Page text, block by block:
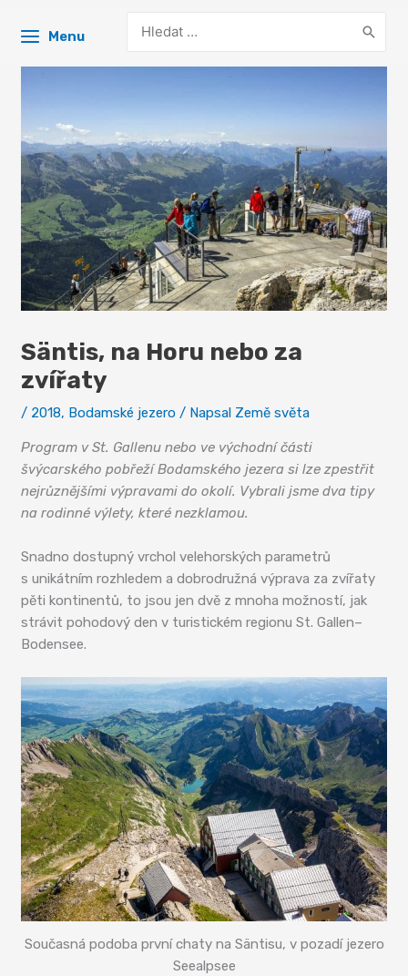
Menu
for:
Säntis, na Horu nebo za
zvířaty
/ 2018, Bodamské jezero / Napsal Země světa
Program v St. Gallenu nebo ve východní části
švýcarského pobřeží Bodamského jezera si lze zpestřit
nejrůznějšími výpravami do okolí. Vybrali jsme dva tipy
na rodinné výlety, které nezklamou.
Snadno dostupný vrchol velehorských parametrů
s unikátním rozhledem a dobrodružná výprava za zvířaty
pěti kontinentů, to jsou jen dvě z mnoha možností, jak
strávit pohodový den v turistickém regionu St. Gallen–
Bodensee.
Současná podoba první chaty na Säntisu, v pozadí jezero
Seealpsee